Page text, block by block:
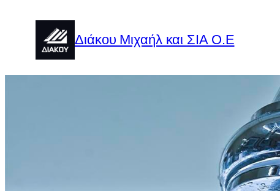
περιεχόμενο
Διάκου Μιχαήλ και ΣΙΑ Ο.Ε